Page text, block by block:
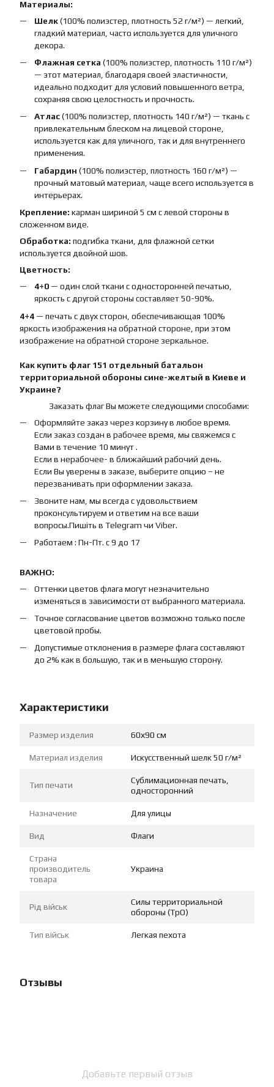
Материалы:
Шелк(100% полиэстер, плотность 52 г/м²) — легкий,
гладкий материал, часто используется для уличного
декора.
Флажная сетка (100% полиэстер, плотность 110 г/м²)
— этот материал, благодаря своей эластичности,
идеально подходит для условий повышенного ветра,
сохраняя свою целостность и прочность.
Атлас(100% полиэстер, плотность 140 г/м²) — ткань с
привлекательным блеском на лицевой стороне,
используется как для уличного, так и для внутреннего
применения.
Габардин (100% полиэстер, плотность 160 г/м²) —
прочный матовый материал, чаще всего используется в
интерьерах.
Крепление: карман шириной 5 см с левой стороны в
сложенном виде.
Обработка: подгибка ткани, для флажной сетки
используется двойной шов.
Цветность:
4+0 — один слой ткани с односторонней печатью,
яркость с другой стороны составляет 50-90%.
4+4 — печать с двух сторон, обеспечивающая 100%
яркость изображения на обратной стороне, при этом
изображение на обратной стороне зеркальное.
Как купить флаг 151 отдельный батальон
территориальной обороны сине-желтый в Киеве и
Украине?
Заказать флаг Вы можете следующими способами:
Оформляйте заказ через корзину в любое время.
Если заказ создан в рабочее время, мы свяжемся с
Вами в течение 10 минут .
Если в нерабочее- в ближайший рабочий день.
Если Вы уверены в заказе, выберите опцию – не
перезванивать при оформлении заказа.
Звоните нам, мы всегда с удовольствием
проконсультируем и ответим на все ваши
вопросы.Пишіть в Telegram чи Viber.
Работаем : Пн-Пт. с 9 до 17
ВАЖНО:
Оттенки цветов флага могут незначительно
изменяться в зависимости от выбранного материала.
Точное согласование цветов возможно только после
цветовой пробы.
Допустимые отклонения в размере флага составляют
до 2% как в большую, так и в меньшую сторону.
Характеристики
Размер изделия 60х90 см
Материал изделия Искусственный шелк 50 г/м²
Тип печати
Сублимационная печать,
односторонний
Назначение Для улицы
Вид Флаги
Страна
производитель
товара
Украина
Рід військ
Силы территориальной
обороны (ТрО)
Тип військ Легкая пехота
Отзывы
Добавьте первый отзыв